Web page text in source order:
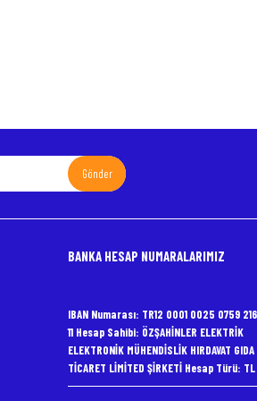
Gönder
BANKA HESAP NUMARALARIMIZ
IBAN Numarası: TR12 0001 0025 0759
11 Hesap Sahibi: ÖZŞAHİNLER ELEKTRİK
ELEKTRONİK MÜHENDİSLİK HIRDAVAT GIDA
TİCARET LİMİTED ŞİRKETİ Hesap Türü: TL